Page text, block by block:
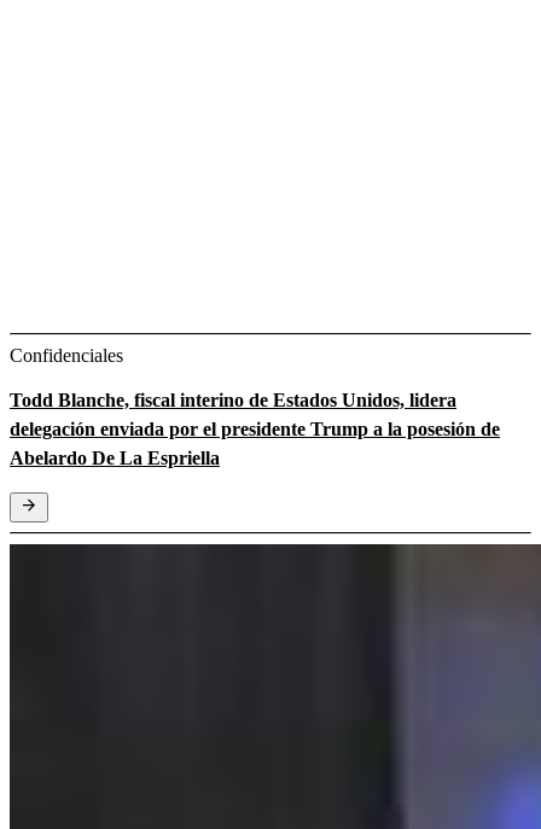
Confidenciales
Todd Blanche, fiscal interino de Estados Unidos, lidera
delegación enviada por el presidente Trump a la posesión de
Abelardo De La Espriella